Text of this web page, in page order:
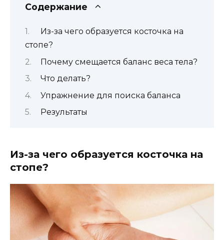
Содержание
Из-за чего образуется косточка на
стопе?
Почему смещается баланс веса тела?
Что делать?
Упражнение для поиска баланса
Результаты
Из-за чего образуется косточка на
стопе?